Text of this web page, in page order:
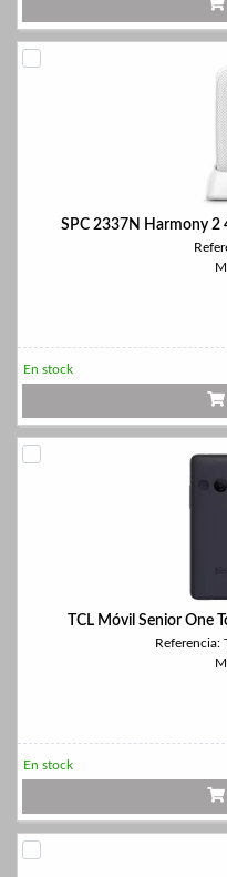
SPC 2337N Harmony 2
En stock
TCL Móvil Senior One
Referencia:
En stock